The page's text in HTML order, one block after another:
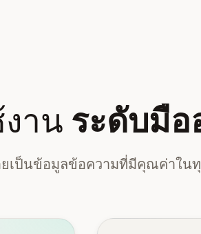
าน ระดับมื
ยเป็นข้อมูลข้อความที่มีคุณค่าใน